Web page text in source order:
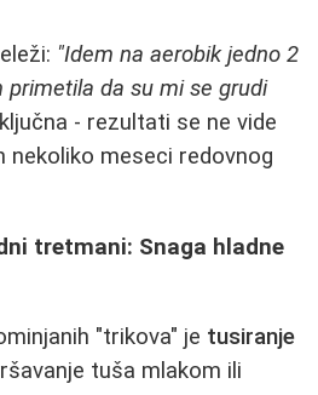
"Idem na aerobik jedno 2
da su mi se grudi
- rezultati se ne vide
nekoliko meseci redovnog
tretmani: Snaga hladne
"trikova" je tusiranje
tuša mlakom ili